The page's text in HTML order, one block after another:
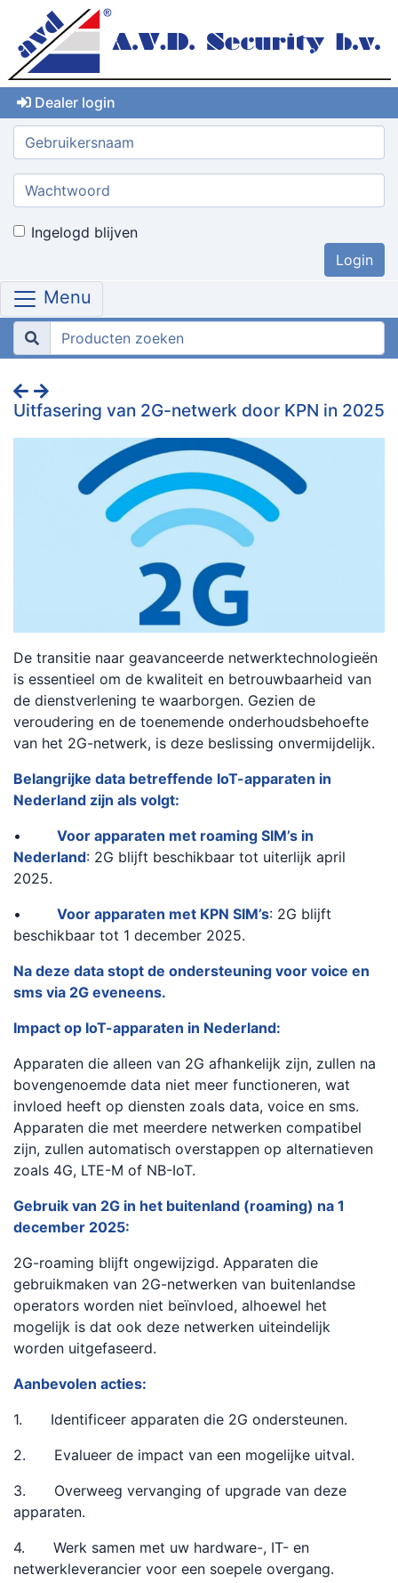
Dealer login
Gebruikersnaam:
Wachtwoord:
Ingelogd blijven
Menu
Uitfasering van 2G-netwerk door KPN in 2025
De transitie naar geavanceerde netwerktechnologieën
is essentieel om de kwaliteit en betrouwbaarheid van
de dienstverlening te waarborgen. Gezien de
veroudering en de toenemende onderhoudsbehoefte
van het 2G-netwerk, is deze beslissing onvermijdelijk.
Belangrijke data betreffende IoT-apparaten in
Nederland zijn als volgt:
• Voor apparaten met roaming SIM’s in
Nederland: 2G blijft beschikbaar tot uiterlijk april
2025.
• Voor apparaten met KPN SIM’s: 2G blijft
beschikbaar tot 1 december 2025.
Na deze data stopt de ondersteuning voor voice en
sms via 2G eveneens.
Impact op IoT-apparaten in Nederland:
Apparaten die alleen van 2G afhankelijk zijn, zullen na
bovengenoemde data niet meer functioneren, wat
invloed heeft op diensten zoals data, voice en sms.
Apparaten die met meerdere netwerken compatibel
zijn, zullen automatisch overstappen op alternatieven
zoals 4G, LTE-M of NB-IoT.
Gebruik van 2G in het buitenland (roaming) na 1
december 2025:
2G-roaming blijft ongewijzigd. Apparaten die
gebruikmaken van 2G-netwerken van buitenlandse
operators worden niet beïnvloed, alhoewel het
mogelijk is dat ook deze netwerken uiteindelijk
worden uitgefaseerd.
Aanbevolen acties:
1. Identificeer apparaten die 2G ondersteunen.
2. Evalueer de impact van een mogelijke uitval.
3. Overweeg vervanging of upgrade van deze
apparaten.
4. Werk samen met uw hardware-, IT- en
netwerkleverancier voor een soepele overgang.